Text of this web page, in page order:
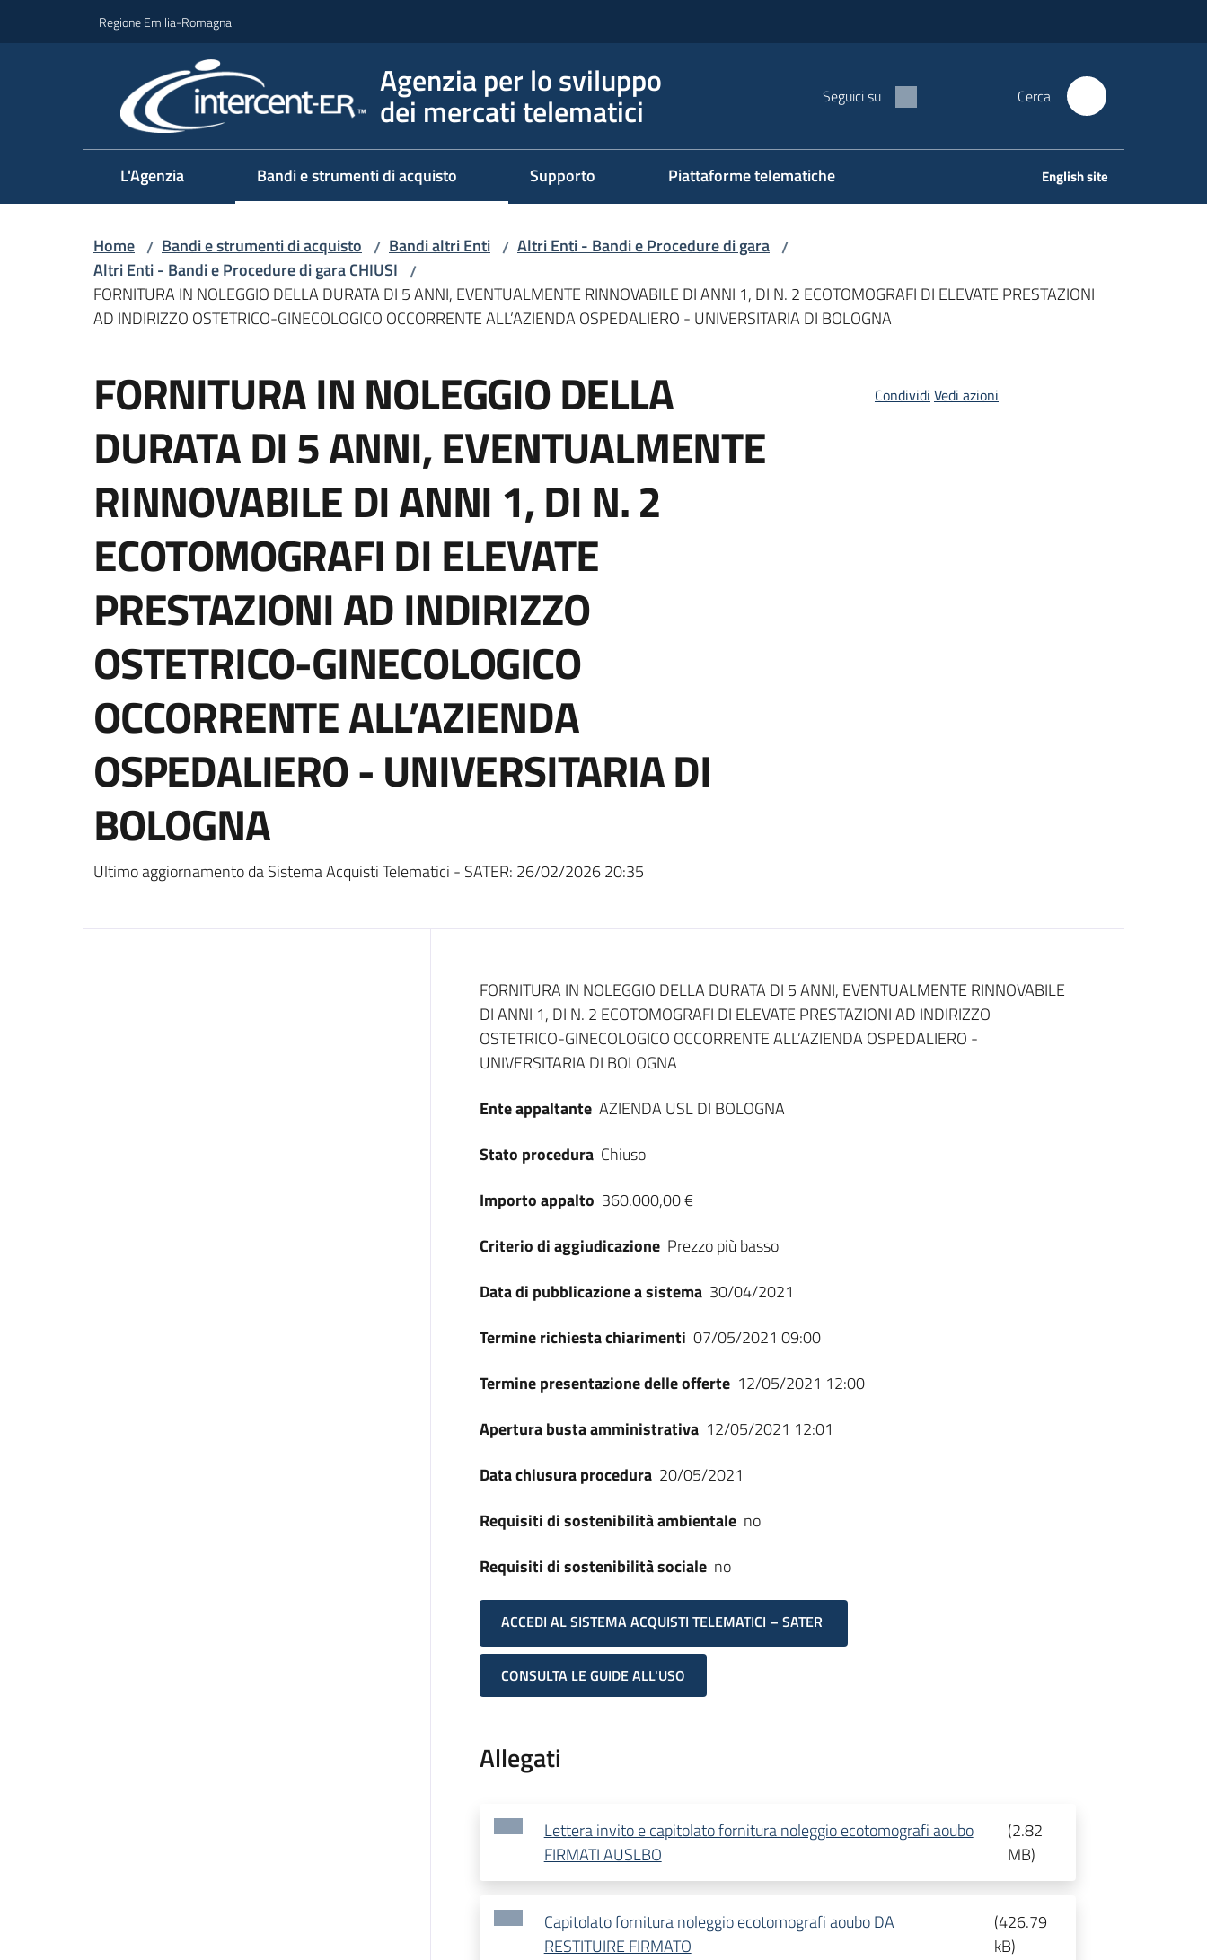
Regione Emilia-Romagna
Agenzia per lo sviluppo
dei mercati telematici Seguici su Cerca
L'Agenzia Bandi e strumenti di acquisto Supporto Piattaforme telematiche English site
Home / Bandi e strumenti di acquisto / Bandi altri Enti / Altri Enti - Bandi e Procedure di gara /
Altri Enti - Bandi e Procedure di gara CHIUSI /
FORNITURA IN NOLEGGIO DELLA DURATA DI 5 ANNI, EVENTUALMENTE RINNOVABILE DI ANNI 1, DI N. 2 ECOTOMOGRAFI DI ELEVATE PRESTAZIONI
AD INDIRIZZO OSTETRICO-GINECOLOGICO OCCORRENTE ALL’AZIENDA OSPEDALIERO - UNIVERSITARIA DI BOLOGNA
FORNITURA IN NOLEGGIO DELLA
DURATA DI 5 ANNI, EVENTUALMENTE
RINNOVABILE DI ANNI 1, DI N. 2
ECOTOMOGRAFI DI ELEVATE
PRESTAZIONI AD INDIRIZZO
OSTETRICO-GINECOLOGICO
OCCORRENTE ALL’AZIENDA
OSPEDALIERO - UNIVERSITARIA DI
BOLOGNA
Ultimo aggiornamento da Sistema Acquisti Telematici - SATER: 26/02/2026 20:35
Condividi Vedi azioni
Dati del bando
FORNITURA IN NOLEGGIO DELLA DURATA DI 5 ANNI, EVENTUALMENTE RINNOVABILE
DI ANNI 1, DI N. 2 ECOTOMOGRAFI DI ELEVATE PRESTAZIONI AD INDIRIZZO
OSTETRICO-GINECOLOGICO OCCORRENTE ALL’AZIENDA OSPEDALIERO -
UNIVERSITARIA DI BOLOGNA
Ente appaltante AZIENDA USL DI BOLOGNA
Stato procedura Chiuso
Importo appalto 360.000,00 €
Criterio di aggiudicazione Prezzo più basso
Data di pubblicazione a sistema 30/04/2021
Termine richiesta chiarimenti 07/05/2021 09:00
Termine presentazione delle offerte 12/05/2021 12:00
Apertura busta amministrativa 12/05/2021 12:01
Data chiusura procedura 20/05/2021
Requisiti di sostenibilità ambientale no
Requisiti di sostenibilità sociale no
ACCEDI AL SISTEMA ACQUISTI TELEMATICI – SATER
CONSULTA LE GUIDE ALL'USO
Allegati
Lettera invito e capitolato fornitura noleggio ecotomografi aoubo
FIRMATI AUSLBO
(2.82
MB)
Capitolato fornitura noleggio ecotomografi aoubo DA
RESTITUIRE FIRMATO
(426.79
kB)